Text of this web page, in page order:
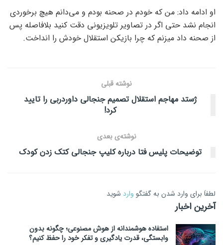
او ادامه داد: من که خودم در صحنه بودم و می‌دانم هیچ برخوردی
انجام نشد حتی اگر در تصاویر تلویزیونی دقت کنید بلافاصله پس
از صحنه داد میزنم که چرا بازیکن استقلال خودش را انداخت.
نوشته قبلی
ژستد مهاجم استقلال تصمیم جنجالی داوردربی را تایید
کرد!
نوشته‌ی بعدی
توضیحات پلیس فتا درباره کلیپ جنجالی کتک زدن کودک
لطفاَ برای وارد شدن به گفتگو وارد شوید
آخرین اخبار
استفاده هوشمندانه از هوش مصنوعی؛ چگونه بدون
وابستگی، قدرت یادگیری و تفکر خود را حفظ کنیم؟